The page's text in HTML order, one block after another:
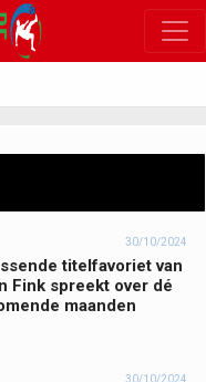
30/10/2024
titelfavoriet van
Fink spreekt over dé
maanden
30/10/2024